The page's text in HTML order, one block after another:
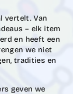
vertelt. Van
– elk item
en heeft een
we niet
tradities en
geven we